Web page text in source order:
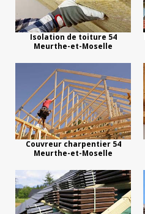
Isolation de toiture 54
Meurthe-et-Moselle
Couvreur charpentier 54
Meurthe-et-Moselle